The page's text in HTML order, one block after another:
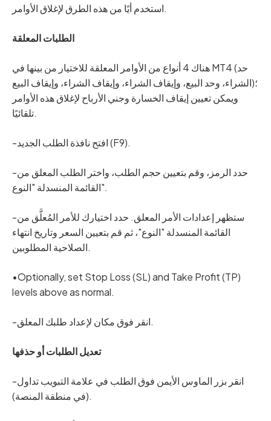
استخدم أيًا من هذه الطرق لإغلاق الأوامر.
الطلبات المعلقة
هناك 4 أنواع من الأوامر المعلقة للاختيار من بينها في MT4 (حد
الشراء، وحد البيع، وإيقاف الشراء، وإيقاف الشراء، وإيقاف البيع)؛
ويمكن تعيين إيقاف الخسارة وجني الأرباح لإغلاق هذه الأوامر
تلقائيًا.
-افتح نافذة الطلب الجديد (F9).
-حدد الرمز، وقم بتعيين حجم الطلب، واختر الطلب المعلق من
القائمة المنسدلة "النوع".
-ستظهر إعدادات الأمر المعلق. حدد اختيارك للأمر المُعلَّق من
القائمة المنسدلة "النوع"، ثم قم بتعيين السعر وتاريخ انتهاء
الصلاحية المطلوبين.
•Optionally, set Stop Loss (SL) and Take Profit (TP)
levels above as normal.
-انقر فوق مكان لإعداد طلبك المعلق.
تعديل الطلبات أو حذفها
-انقر بزر الماوس الأيمن فوق الطلب في علامة التبويب تداول
(في منطقة المنصة).